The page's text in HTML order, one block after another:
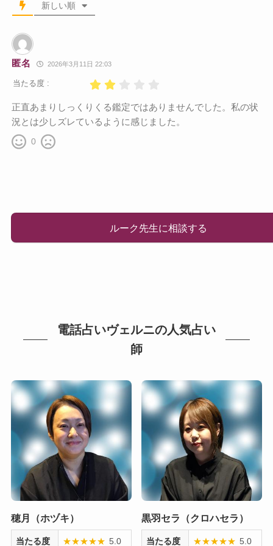
新しい順
匿名 2026年3月11日 22:03
当たる度 :
正直あまりしっくりくる鑑定ではありませんでした。私の状
況とは少しズレているように感じました。
0
ルーク先生に相談する
電話占いヴェルニの人気占い
師
穂月（ホヅキ）
当たる度 ★★★★★ 5.0
黒羽セラ（クロハセラ）
当たる度 ★★★★★ 5.0